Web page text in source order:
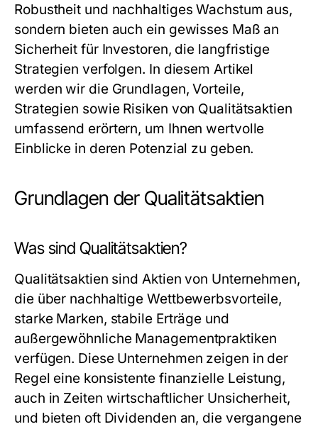
Robustheit und nachhaltiges Wachstum aus,
sondern bieten auch ein gewisses Maß an
Sicherheit für Investoren, die langfristige
Strategien verfolgen. In diesem Artikel
werden wir die Grundlagen, Vorteile,
Strategien sowie Risiken von Qualitätsaktien
umfassend erörtern, um Ihnen wertvolle
Einblicke in deren Potenzial zu geben.
Grundlagen der Qualitätsaktien
Was sind Qualitätsaktien?
Qualitätsaktien sind Aktien von Unternehmen,
die über nachhaltige Wettbewerbsvorteile,
starke Marken, stabile Erträge und
außergewöhnliche Managementpraktiken
verfügen. Diese Unternehmen zeigen in der
Regel eine konsistente finanzielle Leistung,
auch in Zeiten wirtschaftlicher Unsicherheit,
und bieten oft Dividenden an, die vergangene